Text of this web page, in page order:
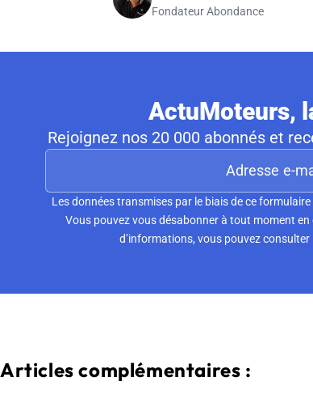
Fondateur Abondance
ActuMoteurs,
Rejoignez nos 20 000 abonnés et
Les données transmises par le biais de ce
Vous pouvez vous désabonner à tout moment
d’informations, vous pouvez consulter
Articles complémentaires :